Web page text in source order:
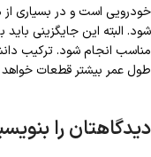
خودرویی است و در بسیاری از
شود. البته این جایگزینی
مناسب انجام شود. ترکیب
طول عمر بیشتر قطعات خواهد
دیدگاهتان را